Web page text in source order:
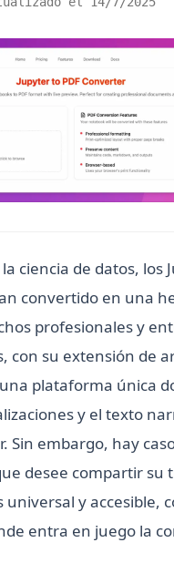
ciencia de datos, los
convertido en una
profesionales y
con su extensión de
plataforma única
y el texto
Sin embargo, hay
desee compartir su
y accesible,
entra en juego la